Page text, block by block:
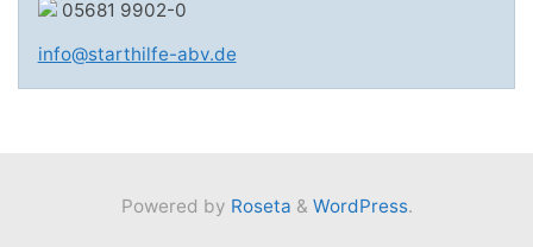
05681 9902-0
info@starthilfe-abv.de
Powered by Roseta & WordPress.